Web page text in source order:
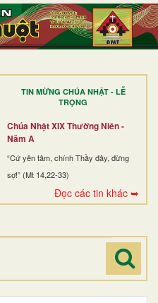
TIN MỪNG CHÚA NHẬT - LỄ
TRỌNG
Chúa Nhật XIX Thường Niên -
Năm A
“Cứ yên tâm, chính Thầy đây, đừng
sợ!” (Mt 14,22-33)
Đọc các tin khác ➥